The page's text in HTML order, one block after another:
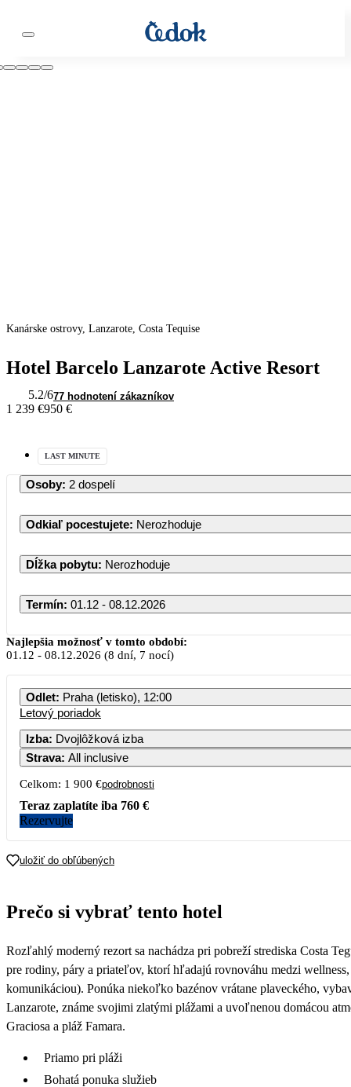
Kanárske ostrovy, Lanzarote, Costa Tequise
Hotel Barcelo Lanzarote Active Resort
5.2/677 hodnotení zákazníkov
1 239 €950 €
LAST MINUTE
Osoby: 2 dospelí
Odkiaľ pocestujete: Nerozhoduje
Dĺžka pobytu: Nerozhoduje
Termín: 01.12 - 08.12.2026
Najlepšia možnosť v tomto období:
01.12 - 08.12.2026 (8 dní, 7 nocí)
Odlet: Praha (letisko), 12:00
Letový poriadok
Izba: Dvojlôžková izba
Strava: All inclusive
Celkom: 1 900 €podrobnosti
Teraz zaplatíte iba 760 €
Rezervujte
uložiť do obľúbených
Prečo si vybrať tento hotel
Rozľahlý moderný rezort sa nachádza pri pobreží strediska Costa
pre rodiny, páry a priateľov, ktorí hľadajú rovnováhu medzi
komunikáciou). Ponúka niekoľko bazénov vrátane plaveckého,
Lanzarote, známe svojimi zlatými plážami a uvoľnenou domácou
Graciosa a pláž Famara.
Priamo pri pláži
Bohatá ponuka služieb